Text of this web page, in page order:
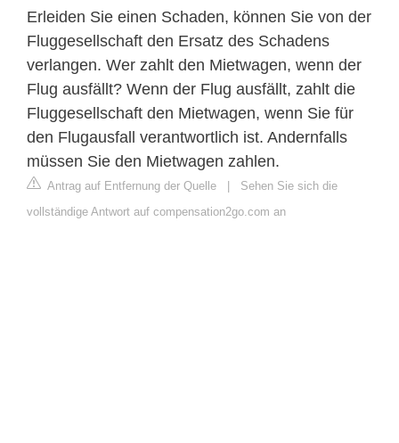
Erleiden Sie einen Schaden, können Sie von der
Fluggesellschaft den Ersatz des Schadens
verlangen. Wer zahlt den Mietwagen, wenn der
Flug ausfällt? Wenn der Flug ausfällt, zahlt die
Fluggesellschaft den Mietwagen, wenn Sie für
den Flugausfall verantwortlich ist. Andernfalls
müssen Sie den Mietwagen zahlen.
Antrag auf Entfernung der Quelle | Sehen Sie sich die
vollständige Antwort auf compensation2go.com an